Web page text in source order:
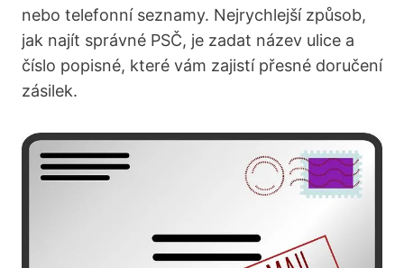
nebo telefonní seznamy. Nejrychlejší ‌způsob,
jak najít správné PSČ, je‌ zadat název ulice a⁤
číslo popisné, které vám⁤ zajistí ​přesné doručení
⁤zásilek.